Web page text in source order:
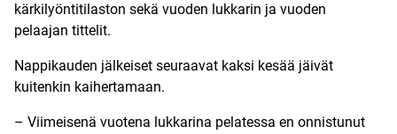
kärkilyöntitilaston sekä vuoden lukkarin ja vuoden
pelaajan tittelit.
Nappikauden jälkeiset seuraavat kaksi kesää jäivät
kuitenkin kaihertamaan.
– Viimeisenä vuotena lukkarina pelatessa en onnistunut